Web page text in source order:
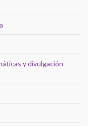
y divulgación